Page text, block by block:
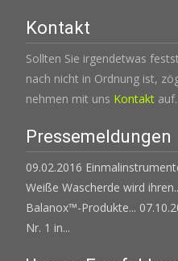
Kontakt
Sollten Sie irgendetwas
nach nicht in Ordnung ist,
nehmen mit uns Kontakt auf.
Pressemeldungen
09.02.2016
Weiße Wascherde wird ihren..
Balanox™-Produkte...
Nr. 1 in...